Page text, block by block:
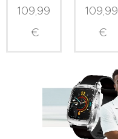
109,99
€
109,99
€